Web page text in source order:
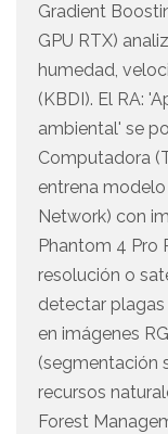
Gradient
GPU RTX)
humedad,
(KBDI). El RA:
ambiental' se
Computadora
entrena
Network) con
Phantom 4 Pro
resolución o
detectar
en imágenes
(segmentación
recursos
Forest